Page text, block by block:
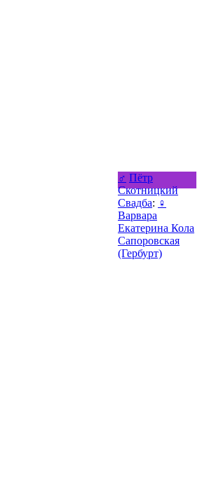
♂ Пётр
Скотницкий
Свадба: ♀
Варвара
Екатерина Кола
Сапоровская
(Гербурт)